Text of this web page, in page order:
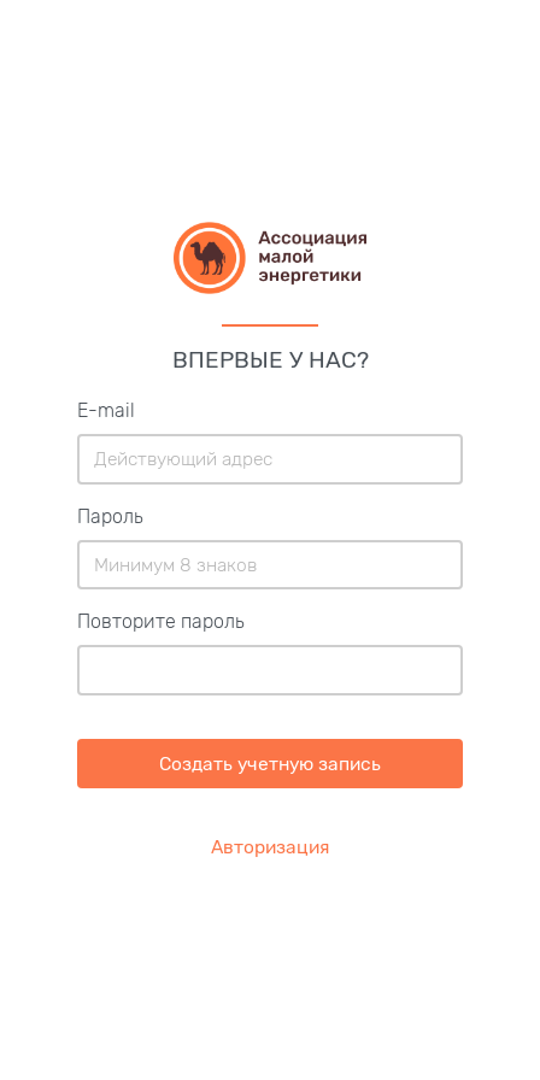
ВПЕРВЫЕ У НАС?
E-mail
Пароль
Повторите пароль
Создать учетную запись
Авторизация